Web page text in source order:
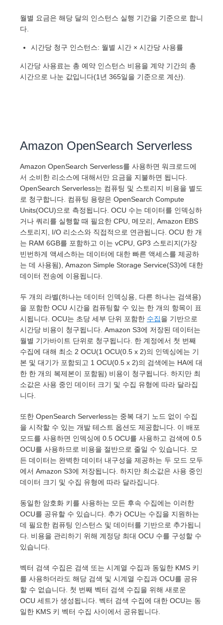
월별 요금은 해당 달의 인스턴스 실행 기간을 기준으로 합니
다.
시간당 청구 인스턴스: 월별 시간 × 시간당 사용률
시간당 사용료는 총 예약 인스턴스 비용을 계약 기간의 총
시간으로 나눈 값입니다(1년 365일을 기준으로 계산).
Amazon OpenSearch Serverless
Amazon OpenSearch Serverless를 사용하면 워크로드에
서 소비한 리소스에 대해서만 요금을 지불하면 됩니다.
OpenSearch Serverless는 컴퓨팅 및 스토리지 비용을 별도
로 청구합니다. 컴퓨팅 용량은 OpenSearch Compute
Units(OCU)으로 측정됩니다. OCU 수는 데이터를 인덱싱하
거나 쿼리를 실행할 때 필요한 CPU, 메모리, Amazon EBS
스토리지, I/O 리소스와 직접적으로 연관됩니다. OCU 한 개
는 RAM 6GB를 포함하고 이는 vCPU, GP3 스토리지(가장
빈번하게 액세스하는 데이터에 대한 빠른 액세스를 제공하
는 데 사용됨), Amazon Simple Storage Service(S3)에 대한
데이터 전송에 이용됩니다.
두 개의 라벨(하나는 데이터 인덱싱용, 다른 하나는 검색용)
을 포함한 OCU 시간을 컴퓨팅할 수 있는 한 개의 항목이 표
시됩니다. OCU는 초당 세부 단위 포함한 수집을 기반으로
시간당 비용이 청구됩니다. Amazon S3에 저장된 데이터는
월별 기가바이트 단위로 청구됩니다. 한 계정에서 첫 번째
수집에 대해 최소 2 OCU(1 OCU(0.5 x 2)의 인덱싱에는 기
본 및 대기가 포함되고 1 OCU(0.5 x 2)의 검색에는 HA에 대
한 한 개의 복제본이 포함됨) 비용이 청구됩니다. 하지만 최
소값은 사용 중인 데이터 크기 및 수집 유형에 따라 달라집
니다.
또한 OpenSearch Serverless는 중복 대기 노드 없이 수집
을 시작할 수 있는 개발 테스트 옵션도 제공합니다. 이 배포
모드를 사용하면 인덱싱에 0.5 OCU를 사용하고 검색에 0.5
OCU를 사용하므로 비용을 절반으로 줄일 수 있습니다. 모
든 데이터는 완벽한 데이터 내구성을 제공하는 두 모드 모두
에서 Amazon S3에 저장됩니다. 하지만 최소값은 사용 중인
데이터 크기 및 수집 유형에 따라 달라집니다.
동일한 암호화 키를 사용하는 모든 후속 수집에는 이러한
OCU를 공유할 수 있습니다. 추가 OCU는 수집을 지원하는
데 필요한 컴퓨팅 인스턴스 및 데이터를 기반으로 추가됩니
다. 비용을 관리하기 위해 계정당 최대 OCU 수를 구성할 수
있습니다.
벡터 검색 수집은 검색 또는 시계열 수집과 동일한 KMS 키
를 사용하더라도 해당 검색 및 시계열 수집과 OCU를 공유
할 수 없습니다. 첫 번째 벡터 검색 수집을 위해 새로운
OCU 세트가 생성됩니다. 벡터 검색 수집에 대한 OCU는 동
일한 KMS 키 벡터 수집 사이에서 공유됩니다.